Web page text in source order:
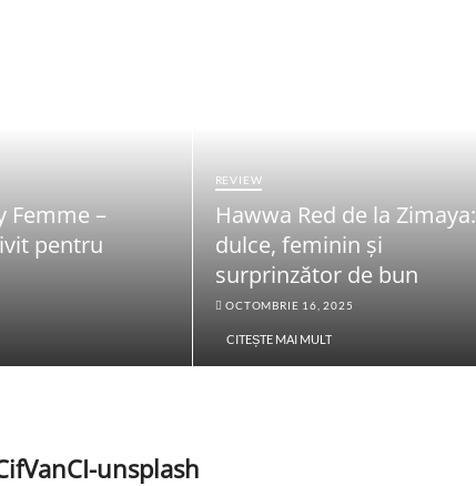
Femme –
pentru
REVIEW
Hawwa Red de la Zimaya:
dulce, feminin și
surprinzător de bun
OCTOMBRIE 16, 2025
CITEȘTE MAI MULT
unsplash